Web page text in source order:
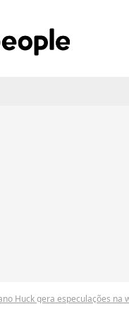
Huck gera especulações na